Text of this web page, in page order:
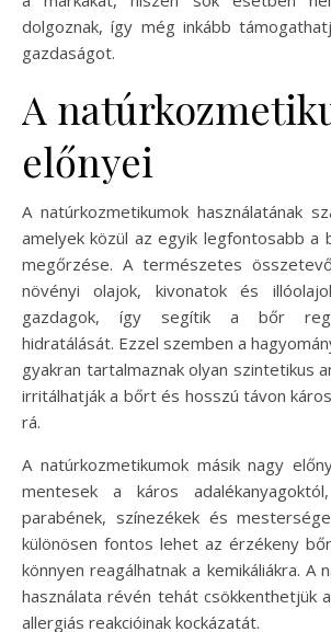
dolgoznak, így még inkább
gazdaságot.
A
előnyei
A natúrkozmetikumok használatának
amelyek közül az egyik legfontosabb a
megőrzése. A természetes
növényi olajok, kivonatok és
gazdagok, így segítik a bőr
hidratálását. Ezzel szemben a
gyakran tartalmaznak olyan szintetikus
irritálhatják a bőrt és hosszú távon
rá.
A natúrkozmetikumok másik nagy
mentesek a káros
parabének, színezékek és
különösen fontos lehet az érzékeny
könnyen reagálhatnak a kemikáliákra. A
használata révén tehát csökkenthetjük
allergiás reakcióinak kockázatát.